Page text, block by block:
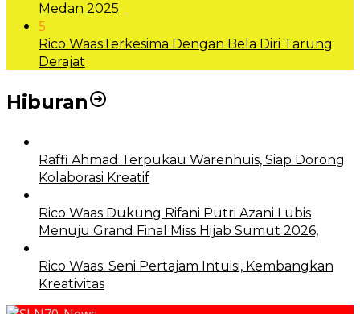
Medan 2025
5
Rico WaasTerkesima Dengan Bela Diri Tarung
Derajat
Hiburan
Raffi Ahmad Terpukau Warenhuis, Siap Dorong
Kolaborasi Kreatif
Rico Waas Dukung Rifani Putri Azani Lubis
Menuju Grand Final Miss Hijab Sumut 2026,
Rico Waas: Seni Pertajam Intuisi, Kembangkan
Kreativitas